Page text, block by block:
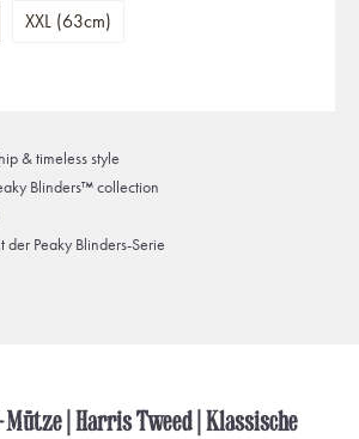
XXL (63cm)
& timeless style
Blinders™ collection
Peaky Blinders-Serie
| Harris Tweed | Klassische